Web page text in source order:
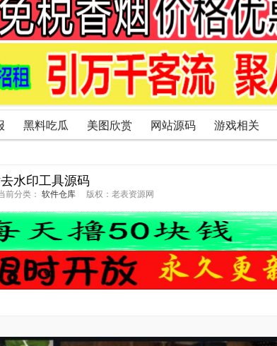
黑料吃瓜 美图欣赏 网站源码 游戏相关
水印工具源码
分类： 软件仓库 版权：老表资源网